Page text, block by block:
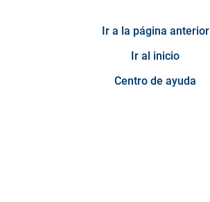
Ir a la página anterior
Ir al inicio
Centro de ayuda